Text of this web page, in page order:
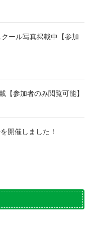
ール写真掲載中【参加
【参加者のみ閲覧可能】
開催しました！